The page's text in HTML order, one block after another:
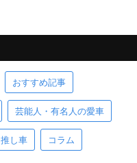
おすすめ記事
芸能人・有名人の愛車
推し車 コラム